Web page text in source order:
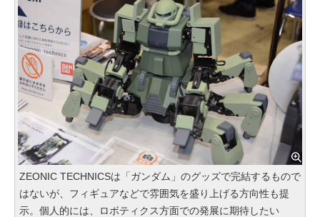
ZEONIC TECHNICSは「ガンダム」のグッズで完結するもので
はないが、フィギュアなどで雰囲気を盛り上げる方向性も提
示。個人的には、ロボティクス方面での発展に期待したい